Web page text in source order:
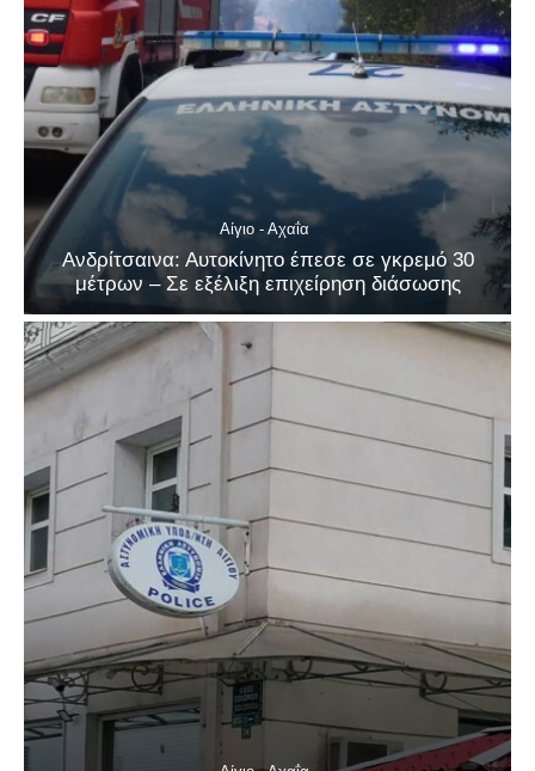
Αίγιο - Αχαΐα
Ανδρίτσαινα: Αυτοκίνητο έπεσε σε γκρεμό 30
μέτρων – Σε εξέλιξη επιχείρηση διάσωσης